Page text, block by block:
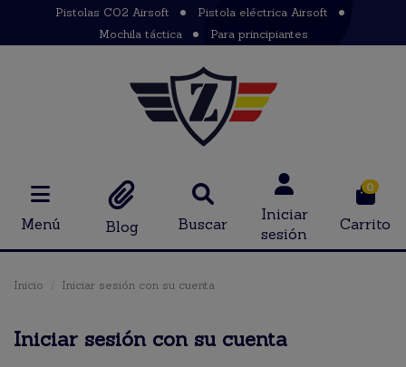
Pistolas CO2 Airsoft
Pistola eléctrica Airsoft
Mochila táctica
Para principiantes
Menú Blog Buscar
Iniciar
sesión
0
Carrito
Inicio Iniciar sesión con su cuenta
Iniciar sesión con su cuenta